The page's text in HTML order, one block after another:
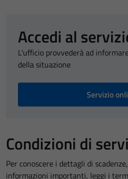
Accedi al
L'ufficio provvederà ad
della situazione
Servizio
Condizioni di
Per conoscere i dettagli di
informazioni importanti, leggi i